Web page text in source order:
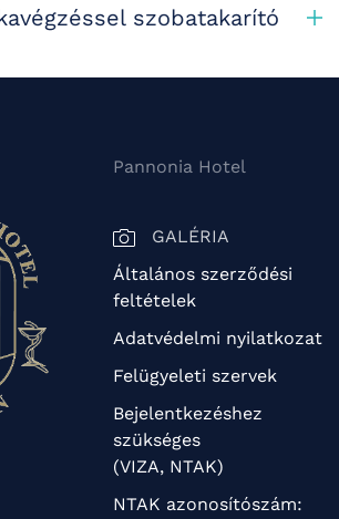
szobatakarító
Pannonia Hotel
GALÉRIA
Általános szerződési
feltételek
Adatvédelmi nyilatkozat
Felügyeleti szervek
Bejelentkezéshez
szükséges
(VIZA, NTAK)
NTAK azonosítószám: